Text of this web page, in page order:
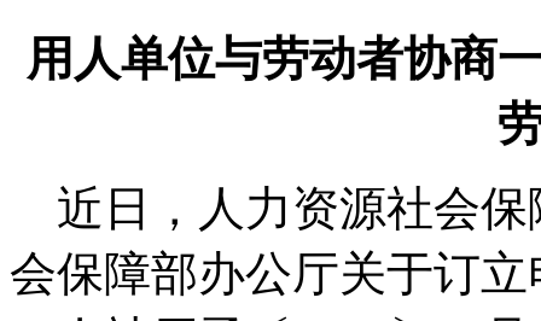
用人单位与劳动者协商
近日，人力资源社会
会保障部办公厅关于订